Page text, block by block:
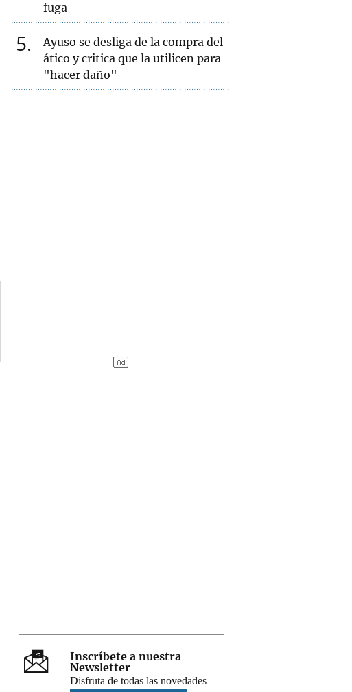
fuga
5
Ayuso se desliga de la compra del
ático y critica que la utilicen para
"hacer daño"
Inscríbete a nuestra
Newsletter
Disfruta de todas las novedades